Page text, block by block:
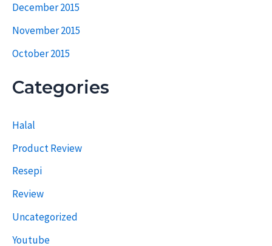
December 2015
November 2015
October 2015
Categories
Halal
Product Review
Resepi
Review
Uncategorized
Youtube